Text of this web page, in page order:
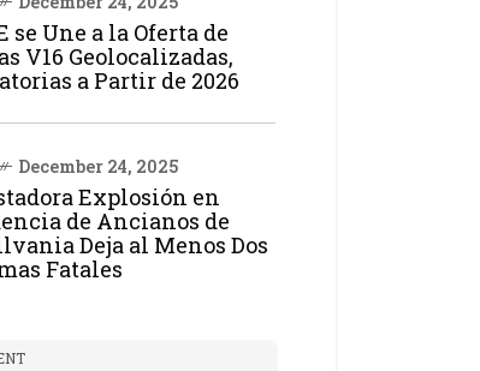
se Une a la Oferta de
V16 Geolocalizadas,
a Partir de 2026
December 24, 2025
Explosión en
de Ancianos de
Deja al Menos Dos
Fatales